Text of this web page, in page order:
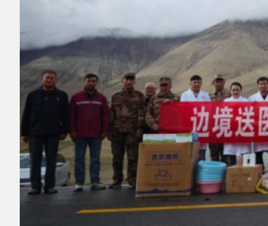
▲图为卫健党员干部与护边员在布伦口乡边境防
线合影
此次活动把专业医疗服务与边境群众健康需
求精准对接，把党的关怀与温暖送到边境一线。
下一步，县卫健系统将持续推动健康服务下基
层，常态化开展送医送健康下基层活动，织密筑